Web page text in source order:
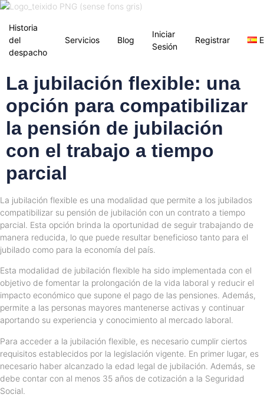
Historia
del
despacho
Servicios Blog
Iniciar
Sesión
Registrar
La jubilación flexible: una
opción para compatibilizar
la pensión de jubilación
con el trabajo a tiempo
parcial
La jubilación flexible es una modalidad que permite a los jubilados
compatibilizar su pensión de jubilación con un contrato a tiempo
parcial. Esta opción brinda la oportunidad de seguir trabajando de
manera reducida, lo que puede resultar beneficioso tanto para el
jubilado como para la economía del país.
Esta modalidad de jubilación flexible ha sido implementada con el
objetivo de fomentar la prolongación de la vida laboral y reducir el
impacto económico que supone el pago de las pensiones. Además,
permite a las personas mayores mantenerse activas y continuar
aportando su experiencia y conocimiento al mercado laboral.
Para acceder a la jubilación flexible, es necesario cumplir ciertos
requisitos establecidos por la legislación vigente. En primer lugar, es
necesario haber alcanzado la edad legal de jubilación. Además, se
debe contar con al menos 35 años de cotización a la Seguridad
Social.